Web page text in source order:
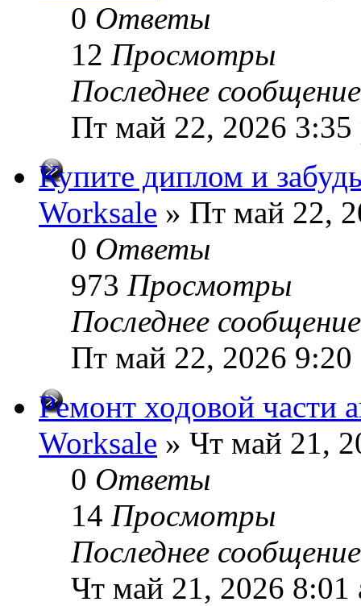
0 Ответы
12 Просмотры
Последнее
Пт май 22, 2026 3:35
Купите диплом и
Worksale » Пт май 22,
0 Ответы
973 Просмотры
Последнее
Пт май 22, 2026 9:20
Ремонт ходовой части
Worksale » Чт май 21,
0 Ответы
14 Просмотры
Последнее
Чт май 21, 2026 8:01